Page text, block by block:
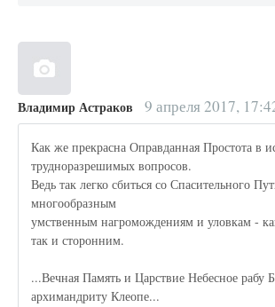
Владимир Астраков 9 апреля 2017,
Как же прекрасна Оправданная Простота в
трудноразрешимых вопросов.
Ведь так легко сбиться со Спасительного
многообразным
умственным нагромождениям и уловкам -
так и сторонним.
...Вечная Память и Царствие Небесное рабу
архимандриту Клеопе...